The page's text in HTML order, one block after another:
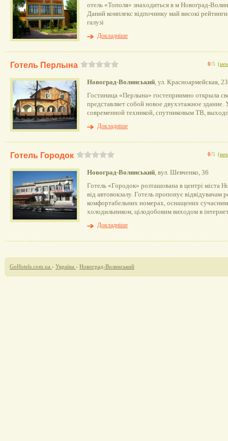
отель «Тополя» знаходиться в м Новоград-
Даний комплекс відпочинку май високі
галузі
Докладніше
0/5 (
Готель Перлына
Новоград-Волинський, ул. Красноармейская, 23
Гостиница «Перлына» гостеприимно открыла
представляет собой новое двухэтажное
современной техникой, спутниковым ТВ,
Докладніше
0/5 (
Готель Городок
Новоград-Волинський, вул. Шевченко, 36
Готель «Городок» розташована в центрі міста
від автовокзалу. Готель пропонує відвідувачам
комфортабельних номерах, оснащених
холодильником, цілодобовим виходом в
Докладніше
GoHotels.com.ua › Україна › Новоград-Волинський